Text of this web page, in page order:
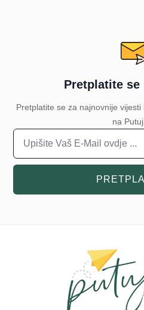
Pretplatite se
Pretplatite se za najnovnije
na